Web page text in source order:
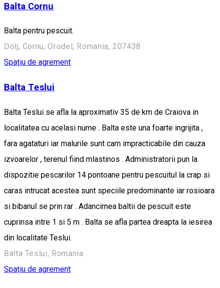
Balta Cornu
Balta pentru pescuit.
Dolj, Cornu, Orodel, Romania, 207438
Spațiu de agrement
Balta Teslui
Balta Teslui se afla la aproximativ 35 de km de Craiova in
localitatea cu acelasi nume . Balta este una foarte ingrijita ,
fara agataturi iar malurile sunt cam impracticabile din cauza
izvoarelor , terenul fiind mlastinos . Administratorii pun la
dispozitie pescarilor 14 pontoane pentru pescuitul la crap si
caras intrucat acestea sunt speciile predominante iar rosioara
si bibanul se prin rar . Adancimea baltii de pescuit este
cuprinsa intre 1 si 5 m . Balta se afla partea dreapta la iesirea
din localitate Teslui.
Balta Teslui, Romania
Spațiu de agrement